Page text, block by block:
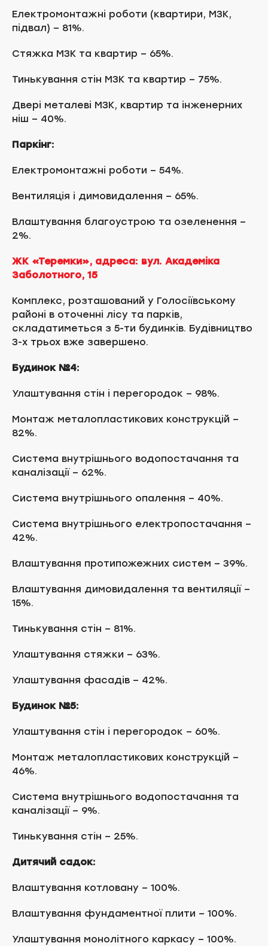
Електромонтажні роботи (квартири, МЗК,
підвал) – 81%.
Стяжка МЗК та квартир – 65%.
Тинькування стін МЗК та квартир – 75%.
Двері металеві МЗК, квартир та інженерних
ніш – 40%.
Паркінг:
Електромонтажні роботи – 54%.
Вентиляція і димовидалення – 65%.
Влаштування благоустрою та озеленення –
2%.
ЖК «Теремки», адреса: вул. Академіка
Заболотного, 15
Комплекс, розташований у Голосіївському
районі в оточенні лісу та парків,
складатиметься з 5-ти будинків. Будівництво
3-х трьох вже завершено.
Будинок №4:
Улаштування стін і перегородок – 98%.
Монтаж металопластикових конструкцій –
82%.
Система внутрішнього водопостачання та
каналізації – 62%.
Система внутрішнього опалення – 40%.
Система внутрішнього електропостачання –
42%.
Влаштування протипожежних систем – 39%.
Влаштування димовидалення та вентиляції –
15%.
Тинькування стін – 81%.
Улаштування стяжки – 63%.
Улаштування фасадів – 42%.
Будинок №5:
Улаштування стін і перегородок – 60%.
Монтаж металопластикових конструкцій –
46%.
Система внутрішнього водопостачання та
каналізації – 9%.
Тинькування стін – 25%.
Дитячий садок:
Влаштування котловану – 100%.
Влаштування фундаментної плити – 100%.
Улаштування монолітного каркасу – 100%.